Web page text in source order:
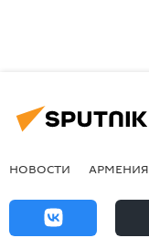
НОВОСТИ АРМЕНИЯ